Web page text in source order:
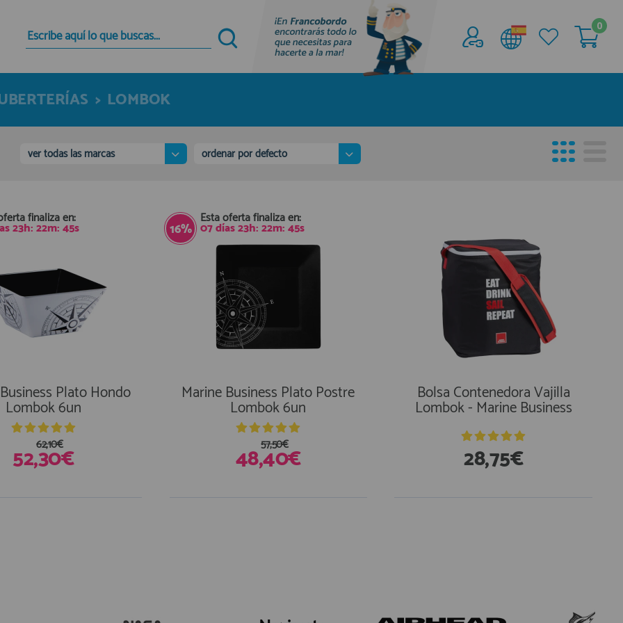
Quiero registrarme
Nuevo cliente
Al crear una cuenta en francobordo.com podrás
tienda virtual, revisar el estado de tus pedidos y
consultar tus operaciones anteriores.
registro cliente
Acceder al
Área profesionales
Únete ya a los mas de de 500 Profesionales de
la Náutica
0
> LOMBOK
ver todas las marcas ordenar por defecto
finaliza en:
23h:22m:45s
Plato Hondo
Lombok 6un
52,30€
62,10€
16%
Esta oferta finaliza en:
07días23h:22m:45s
Marine Business Plato Postre
Lombok 6un
48,40€
57,50€
Bolsa Contenedora Vajilla
Lombok - Marine Business
28,75€